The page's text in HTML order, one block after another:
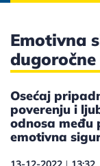
Emotivna
dugoročne
Osećaj
poverenju i
odnosa
emotivna